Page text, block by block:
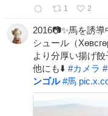
1
2
2016📷✨馬を誘
シュール（
より分厚い揚げ
他にも⬇️ #カメラ #
ンゴル #馬